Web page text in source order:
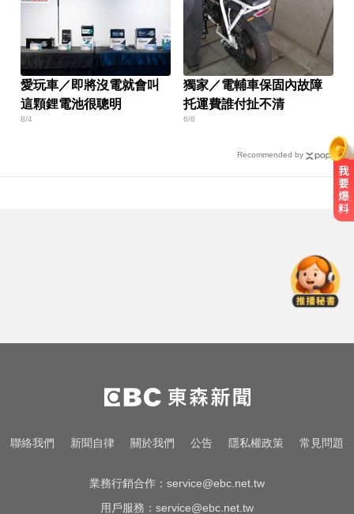
愛玩車／即將沒電就會叫
這顆鋰電池很聰明
8/4
獨家／電輔車保固內故障
托運費誰付扯不清
6/6
Recommended by
折斷掃把刺傷女師 右眼恐失明
「白海豚」逼近！最新暴風圈侵襲
率曝 一縣市達59％
一變天膝蓋就發癢？李祖寧自曝半
星！
聯絡我們 新聞自律 關於我們 公告 隱私權政策 常見問題
業務行銷合作： service@ebc.net.tw
用戶服務： service@ebc.net.tw